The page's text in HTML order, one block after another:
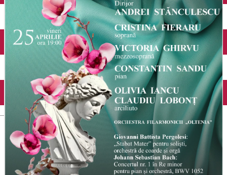
English
Închirieri auto
Închirieri biciclete
Taxi
Încărcare vehicule electrice